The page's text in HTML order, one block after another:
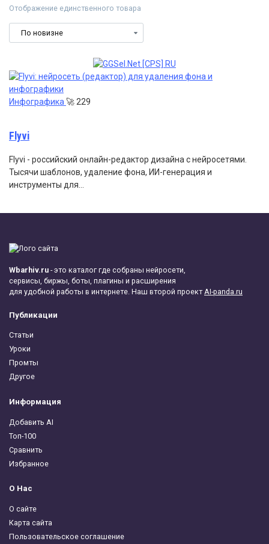
Отображение единственного товара
Инфографика 🚀 229
Flyvi
Flyvi - российский онлайн-редактор дизайна с нейросетями.
Тысячи шаблонов, удаление фона, ИИ-генерация и
инструменты для…
Wbarhiv.ru - это каталог где собраны нейросети,
сервисы, биржы, боты, плагины и расширения
для удобной работы в интернете. Наш второй проект AI-panda.ru
Публикации
Статьи
Уроки
Промты
Другое
Информация
Добавить AI
Топ-100
Сравнить
Избранное
О Нас
О сайте
Карта сайта
Пользовательское соглашение